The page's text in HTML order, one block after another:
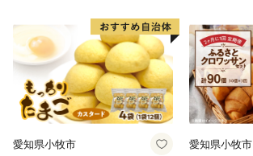
愛知県小牧市 愛知県小牧市